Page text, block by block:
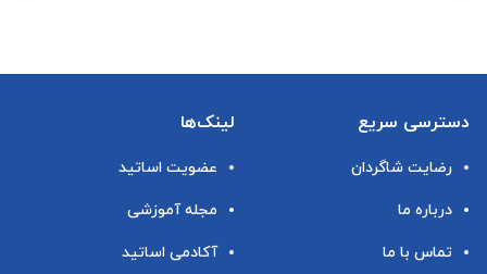
دسترسی سریع
رضایت شاگردان
درباره ما
تماس با ما
لینک‌ها
عضویت اساتید
مجله آموزشی
آکادمی اساتید